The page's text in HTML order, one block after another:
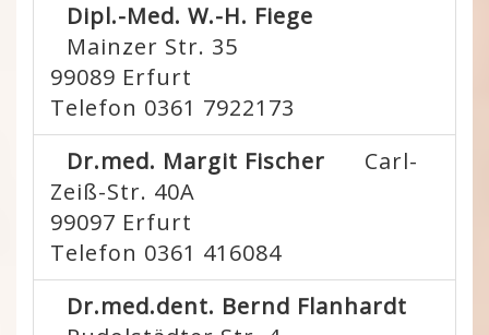
Dipl.-Med. W.-H. Fiege
Mainzer Str. 35
99089 Erfurt
Telefon 0361 7922173
Dr.med. Margit Fischer
Carl-
Zeiß-Str. 40A
99097 Erfurt
Telefon 0361 416084
Dr.med.dent. Bernd Flanhardt